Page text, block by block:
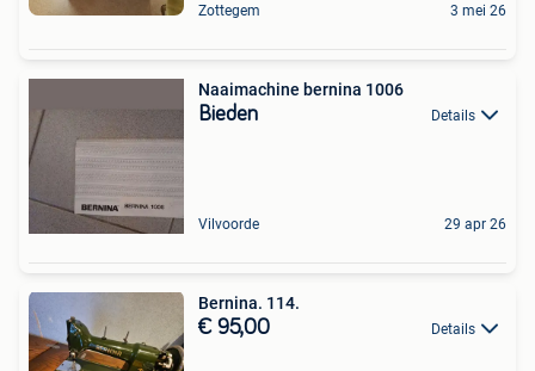
Zottegem 3 mei 26
Naaimachine bernina 1006
Bieden Details
Vilvoorde 29 apr 26
Bernina. 114.
€ 95,00 Details